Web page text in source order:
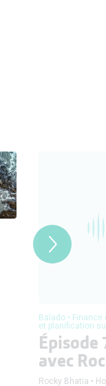
Balado
Finance
et planification
Épisode
avec
Rocky Bhatia